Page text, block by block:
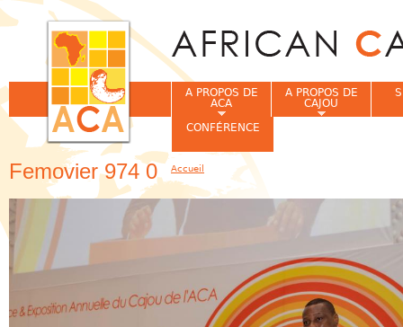
Femovier 974 0
A PROPOS DE
ACA
A PROPOS DE
CAJOU
CONFÉRENCE
Vous êtes ici
Accueil